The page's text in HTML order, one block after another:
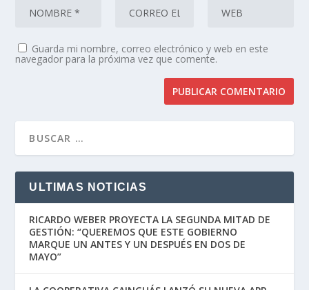
Guarda mi nombre, correo electrónico y web en este
navegador para la próxima vez que comente.
ULTIMAS NOTICIAS
RICARDO WEBER PROYECTA LA SEGUNDA MITAD DE
GESTIÓN: “QUEREMOS QUE ESTE GOBIERNO
MARQUE UN ANTES Y UN DESPUÉS EN DOS DE
MAYO”